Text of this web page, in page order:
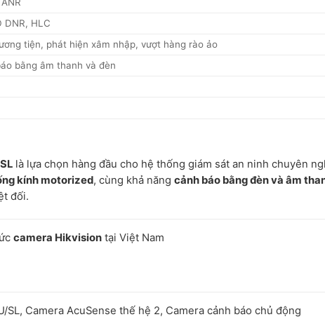
DNR, HLC
tiện, phát hiện xâm nhập, vượt hàng rào ảo
bằng âm thanh và đèn
là lựa chọn hàng đầu cho hệ thống giám sát an ninh chuyên
kính motorized, cùng khả năng cảnh báo bằng đèn và âm
đối.
camera Hikvision tại Việt Nam
SL, Camera AcuSense thế hệ 2, Camera cảnh báo chủ động